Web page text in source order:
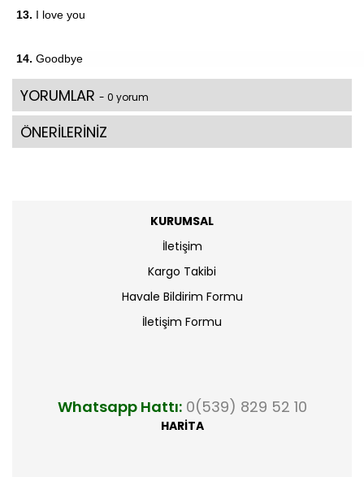
13. I love you
14. Goodbye
YORUMLAR - 0 yorum
ÖNERİLERİNİZ
KURUMSAL
İletişim
Kargo Takibi
Havale Bildirim Formu
İletişim Formu
Whatsapp Hattı: 0(539) 829 52 10
HARİTA